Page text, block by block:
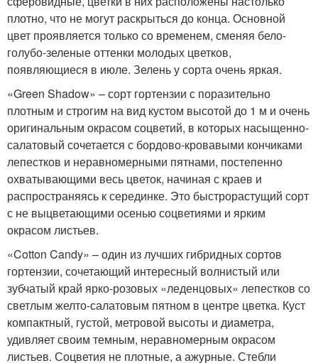
плотно, что не могут раскрыться до конца. Основной
цвет проявляется только со временем, сменяя бело-
голубо-зеленые оттенки молодых цветков,
появляющиеся в июле. Зелень у сорта очень яркая.
«Green Shadow» – сорт гортензии с поразительно
плотным и строгим на вид кустом высотой до 1 м и очень
оригинальным окрасом соцветий, в которых насыщенно-
салатовый сочетается с бордово-кровавыми кончиками
лепестков и неравномерными пятнами, постепенно
охватывающими весь цветок, начиная с краев и
распространяясь к серединке. Это быстрорастущий сорт
с не выцветающими осенью соцветиями и ярким
окрасом листьев.
«Cotton Candy» – один из лучших гибридных сортов
гортензии, сочетающий интересный волнистый или
зубчатый край ярко-розовых «леденцовых» лепестков со
светлым желто-салатовым пятном в центре цветка. Куст
компактный, густой, метровой высоты и диаметра,
удивляет своим темным, неравномерным окрасом
листьев. Соцветия не плотные, а ажурные. Стебли